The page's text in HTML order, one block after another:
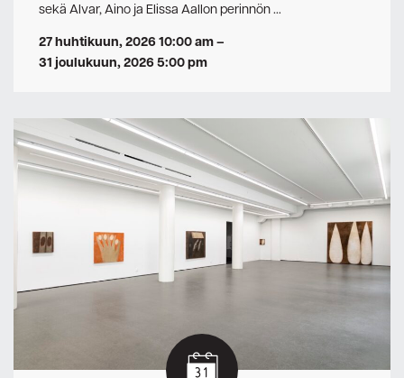
sekä Alvar, Aino ja Elissa Aallon perinnön …
27 huhtikuun, 2026 10:00 am–
31 joulukuun, 2026 5:00 pm